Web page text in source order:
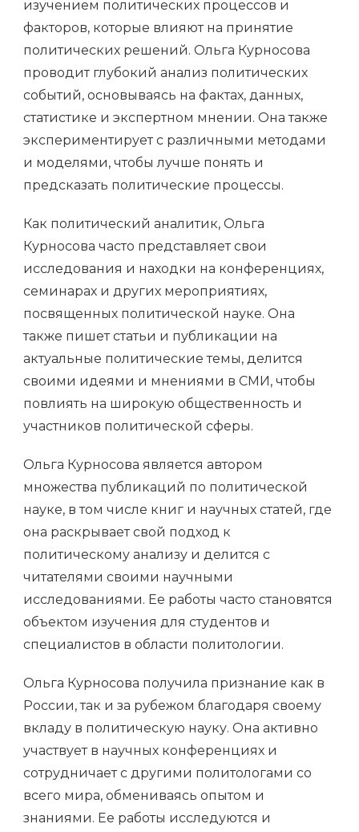
изучением политических процессов и
факторов, которые влияют на принятие
политических решений. Ольга Курносова
проводит глубокий анализ политических
событий, основываясь на фактах, данных,
статистике и экспертном мнении. Она также
экспериментирует с различными методами
и моделями, чтобы лучше понять и
предсказать политические процессы.
Как политический аналитик, Ольга
Курносова часто представляет свои
исследования и находки на конференциях,
семинарах и других мероприятиях,
посвященных политической науке. Она
также пишет статьи и публикации на
актуальные политические темы, делится
своими идеями и мнениями в СМИ, чтобы
повлиять на широкую общественность и
участников политической сферы.
Ольга Курносова является автором
множества публикаций по политической
науке, в том числе книг и научных статей, где
она раскрывает свой подход к
политическому анализу и делится с
читателями своими научными
исследованиями. Ее работы часто становятся
объектом изучения для студентов и
специалистов в области политологии.
Ольга Курносова получила признание как в
России, так и за рубежом благодаря своему
вкладу в политическую науку. Она активно
участвует в научных конференциях и
сотрудничает с другими политологами со
всего мира, обмениваясь опытом и
знаниями. Ее работы исследуются и